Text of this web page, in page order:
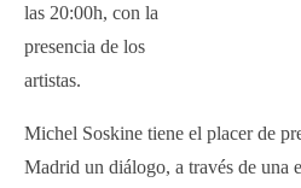
las 20:00h, con la
presencia de los
artistas.
Michel Soskine tiene el placer de
Madrid un diálogo, a través de una